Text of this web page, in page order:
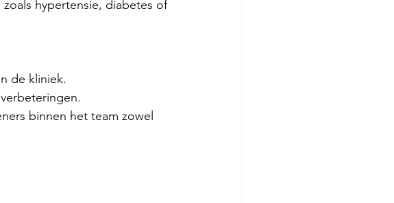
hypertensie, diabetes of
de kliniek.
binnen het team zowel